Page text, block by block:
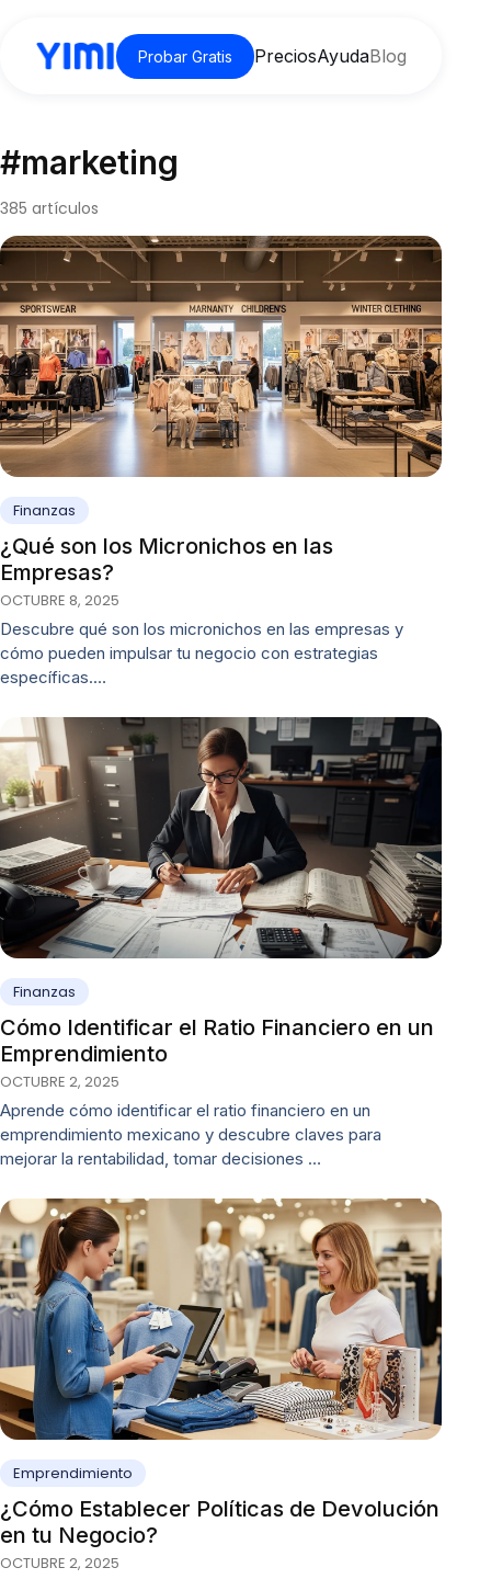
Probar Gratis PreciosAyudaBlog
#marketing
385 artículos
Finanzas
¿Qué son los Micronichos en las
Empresas?
OCTUBRE 8, 2025
Descubre qué son los micronichos en las empresas y
cómo pueden impulsar tu negocio con estrategias
específicas.…
Finanzas
Cómo Identificar el Ratio Financiero en un
Emprendimiento
OCTUBRE 2, 2025
Aprende cómo identificar el ratio financiero en un
emprendimiento mexicano y descubre claves para
mejorar la rentabilidad, tomar decisiones …
Emprendimiento
¿Cómo Establecer Políticas de Devolución
en tu Negocio?
OCTUBRE 2, 2025